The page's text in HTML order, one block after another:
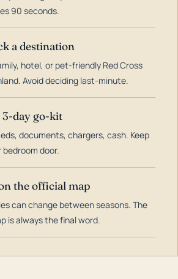
90 seconds.
a destination
hotel, or pet-friendly Red Cross
Avoid deciding last-minute.
3-day go-kit
documents, chargers, cash. Keep
bedroom door.
the official map
can change between seasons. The
is always the final word.